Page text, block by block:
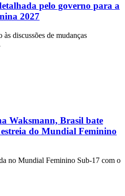
pelo governo para a
2027
discussões de mudanças
Waksmann, Brasil bate
do Mundial Feminino
no Mundial Feminino Sub-17 com o